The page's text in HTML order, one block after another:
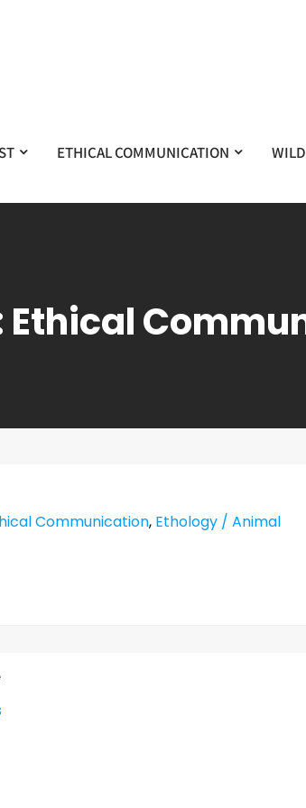
ETHICAL COMMUNICATION
Ethical
Communication, Ethology / Animal